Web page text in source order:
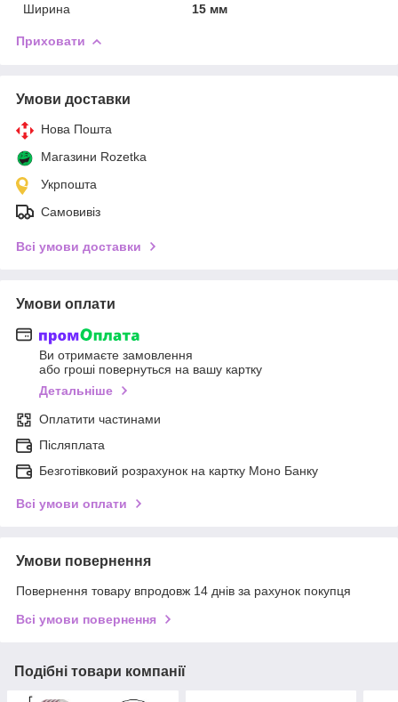
Ширина
15 мм
Приховати
Умови доставки
Нова Пошта
Магазини Rozetka
Укрпошта
Самовивіз
Всі умови доставки
Умови оплати
Ви отримаєте замовлення
або гроші повернуться на вашу картку
Детальніше
Оплатити частинами
Післяплата
Безготівковий розрахунок на картку Моно Банку
Всі умови оплати
Умови повернення
Повернення товару впродовж 14 днів за рахунок покупця
Всі умови повернення
Подібні товари компанії